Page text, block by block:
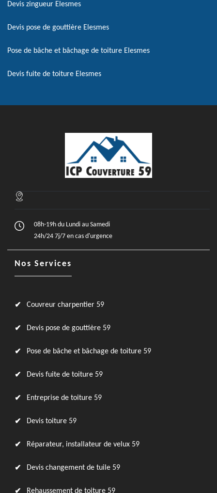
Devis zingueur Elesmes
Devis pose de gouttière Elesmes
Pose de bâche et bâchage de toiture Elesmes
Devis fuite de toiture Elesmes
08h-19h du Lundi au Samedi
24h/24 7j/7 en cas d'urgence
Nos Services
Couvreur charpentier 59
Devis pose de gouttière 59
Pose de bâche et bâchage de toiture 59
Devis fuite de toiture 59
Entreprise de toiture 59
Devis toiture 59
Réparateur, installateur de velux 59
Devis changement de tuile 59
Rehaussement de toiture 59